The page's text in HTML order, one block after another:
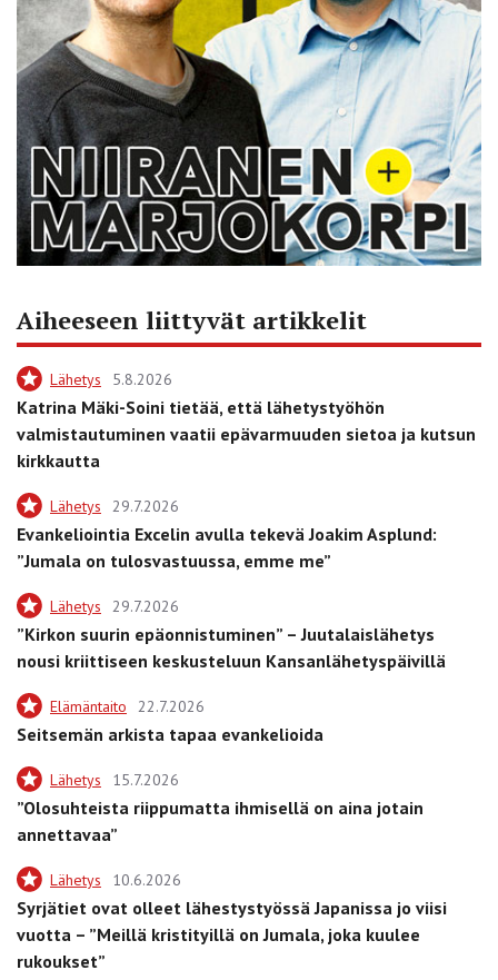
Aiheeseen liittyvät artikkelit
Lähetys 5.8.2026
Katrina Mäki-Soini tietää, että lähetystyöhön
valmistautuminen vaatii epävarmuuden sietoa ja kutsun
kirkkautta
Lähetys 29.7.2026
Evankeliointia Excelin avulla tekevä Joakim Asplund:
”Jumala on tulosvastuussa, emme me”
Lähetys 29.7.2026
”Kirkon suurin epäonnistuminen” – Juutalaislähetys
nousi kriittiseen keskusteluun Kansanlähetyspäivillä
Elämäntaito 22.7.2026
Seitsemän arkista tapaa evankelioida
Lähetys 15.7.2026
”Olosuhteista riippumatta ihmisellä on aina jotain
annettavaa”
Lähetys 10.6.2026
Syrjätiet ovat olleet lähestystyössä Japanissa jo viisi
vuotta – ”Meillä kristityillä on Jumala, joka kuulee
rukoukset”